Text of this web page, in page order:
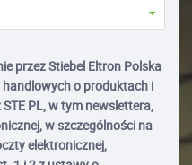
przez Stiebel Eltron Polska
handlowych o produktach i
PL, w tym newslettera,
w szczególności na
elektronicznej,